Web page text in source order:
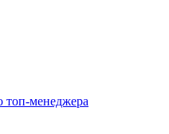
менеджера